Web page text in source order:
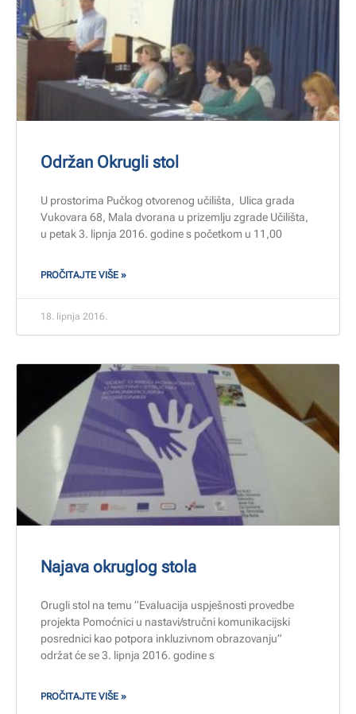
Održan Okrugli stol
U prostorima Pučkog otvorenog učilišta, Ulica grada
Vukovara 68, Mala dvorana u prizemlju zgrade Učilišta,
u petak 3. lipnja 2016. godine s početkom u 11,00
PROČITAJTE VIŠE »
18. lipnja 2016.
Najava okruglog stola
Orugli stol na temu “Evaluacija uspješnosti provedbe
projekta Pomoćnici u nastavi/stručni komunikacijski
posrednici kao potpora inkluzivnom obrazovanju”
održat će se 3. lipnja 2016. godine s
PROČITAJTE VIŠE »